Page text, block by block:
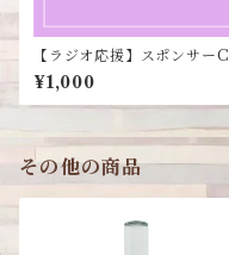
【ラジオ応援】スポンサーC
（おきもち）
¥1,000
その他の商品